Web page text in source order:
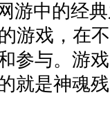
游中的经
游戏，在
参与。游
就是神魂